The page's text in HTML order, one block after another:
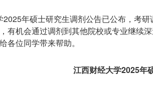
2025年硕士研究生调剂公告已公布，考
有机会通过调剂到其他院校或专业继续
各位同学带来帮助。
江西财经大学2025年